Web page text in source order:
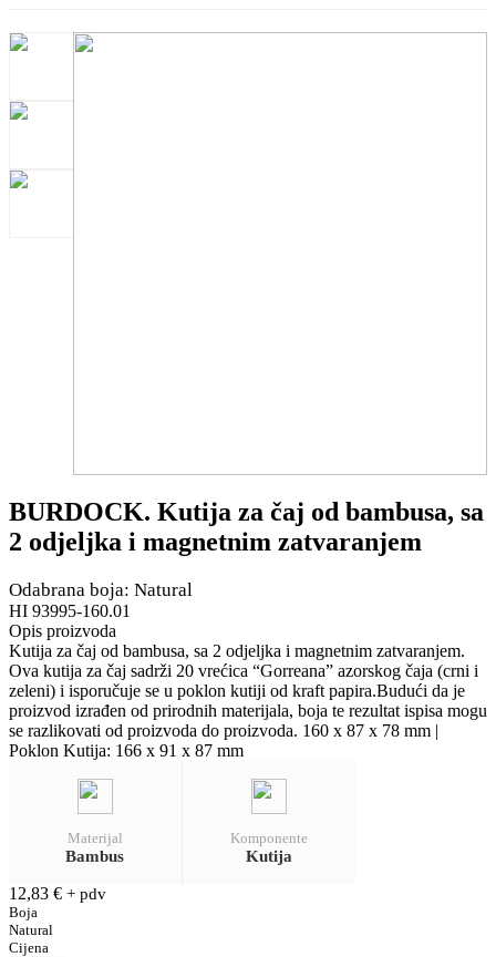
BURDOCK. Kutija za čaj od bambusa, sa
2 odjeljka i magnetnim zatvaranjem
Odabrana boja: Natural
HI 93995-160.01
Opis proizvoda
Kutija za čaj od bambusa, sa 2 odjeljka i magnetnim zatvaranjem.
Ova kutija za čaj sadrži 20 vrećica “Gorreana” azorskog čaja (crni i
zeleni) i isporučuje se u poklon kutiji od kraft papira.Budući da je
proizvod izrađen od prirodnih materijala, boja te rezultat ispisa mogu
se razlikovati od proizvoda do proizvoda. 160 x 87 x 78 mm |
Poklon Kutija: 166 x 91 x 87 mm
Materijal
Bambus
Komponente
Kutija
12,83 € + pdv
Boja
Natural
Cijena